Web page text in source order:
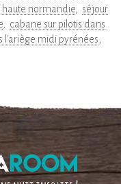
haute normandie
séjour
cabane sur pilotis dans
l'ariège midi pyrénées